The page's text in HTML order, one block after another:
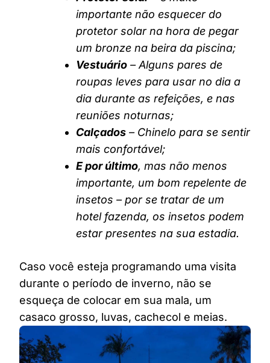
importante não esquecer do
protetor solar na hora de pegar
um bronze na beira da piscina;
Vestuário – Alguns pares de
roupas leves para usar no dia a
dia durante as refeições, e nas
reuniões noturnas;
Calçados – Chinelo para se sentir
mais confortável;
E por último, mas não menos
importante, um bom repelente de
insetos – por se tratar de um
hotel fazenda, os insetos podem
estar presentes na sua estadia.
Caso você esteja programando uma visita
durante o período de inverno, não se
esqueça de colocar em sua mala, um
casaco grosso, luvas, cachecol e meias.